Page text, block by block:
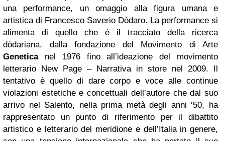
una performance, un omaggio alla figura umana e
artistica di Francesco Saverio Dòdaro. La performance si
alimenta di quello che è il tracciato della ricerca
dòdariana, dalla fondazione del Movimento di Arte
Geneticanel 1976 fino all’ideazione del movimento
letterario New Page – Narrativa in store nel 2009. Il
tentativo è quello di dare corpo e voce alle continue
violazioni estetiche e concettuali dell’autore che dal suo
arrivo nel Salento, nella prima metà degli anni ‘50, ha
rappresentato un punto di riferimento per il dibattito
artistico e letterario del meridione e dell’Italia in genere,